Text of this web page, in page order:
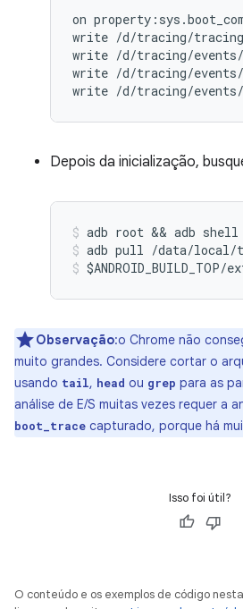
on
write /d/tracing/
write /d/tracing/events/
write /d/tracing/
write /d/tracing/events/
Depois da inicialização,
adb root && adb
adb pull /data/local/
Observação:o Chrome não
muito grandes. Considere cortar o
usando tail, head ou grep para as
análise de E/S muitas vezes requer a
boot_trace capturado, porque há
Isso foi útil?
O conteúdo e os exemplos de código